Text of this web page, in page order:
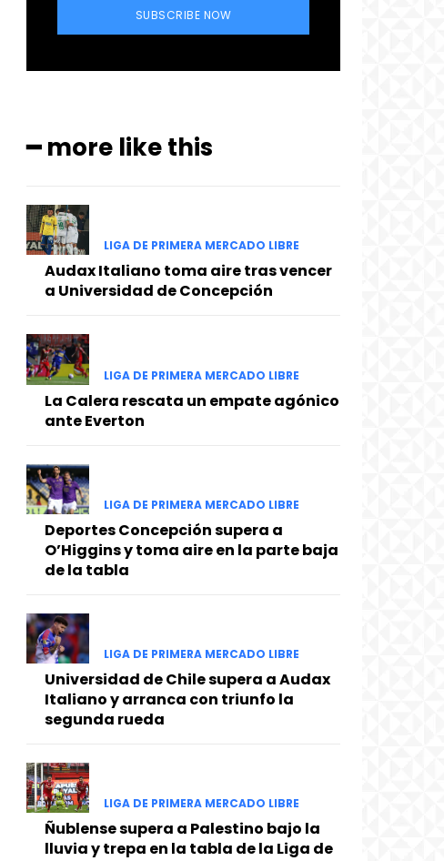
SUBSCRIBE NOW
━ more like this
LIGA DE PRIMERA MERCADO LIBRE
Audax Italiano toma aire tras vencer
a Universidad de Concepción
LIGA DE PRIMERA MERCADO LIBRE
La Calera rescata un empate agónico
ante Everton
LIGA DE PRIMERA MERCADO LIBRE
Deportes Concepción supera a
O’Higgins y toma aire en la parte baja
de la tabla
LIGA DE PRIMERA MERCADO LIBRE
Universidad de Chile supera a Audax
Italiano y arranca con triunfo la
segunda rueda
LIGA DE PRIMERA MERCADO LIBRE
Ñublense supera a Palestino bajo la
lluvia y trepa en la tabla de la Liga de